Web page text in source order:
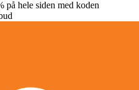
hele siden med koden